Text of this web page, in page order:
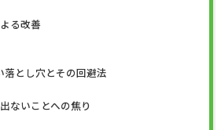
る改善
とし穴とその回避法
ないことへの焦り